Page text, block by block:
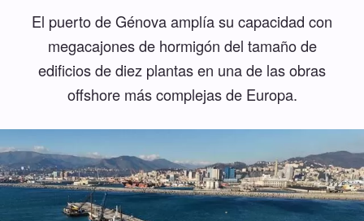
El puerto de Génova amplía su capacidad con
megacajones de hormigón del tamaño de
edificios de diez plantas en una de las obras
offshore más complejas de Europa.